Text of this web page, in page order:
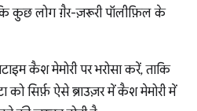
कुछ लोग ग़ैर-ज़रूरी पॉलीफ़िल के
कैश मेमोरी पर भरोसा करें, ताकि
सिर्फ़ ऐसे ब्राउज़र में कैश मेमोरी में